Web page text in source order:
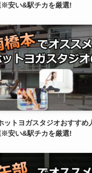
※安い&駅チカを厳選!
ットヨガスタジオおすすめ
※安い&駅チカを厳選!